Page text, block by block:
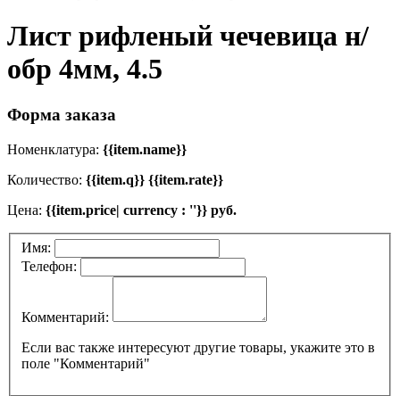
Лист рифленый чечевица н/
обр 4мм, 4.5
Форма заказа
Номенклатура: {{item.name}}
Количество: {{item.q}} {{item.rate}}
Цена: {{item.price| currency : ''}} руб.
Имя:
Телефон:
Комментарий:
Если вас также интересуют другие товары, укажите это в
поле "Комментарий"